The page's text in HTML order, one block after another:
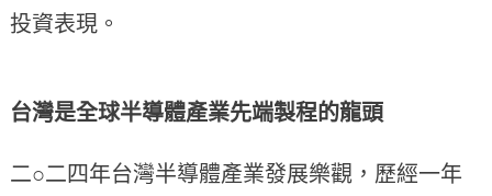
投資表現。
台灣是全球半導體產業先端製程的龍頭
二○二四年台灣半導體產業發展樂觀，歷經一年